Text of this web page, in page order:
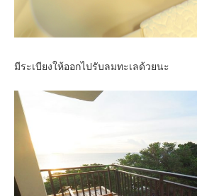
มีระเบียงให้ออกไปรับลมทะเลด้วยนะ